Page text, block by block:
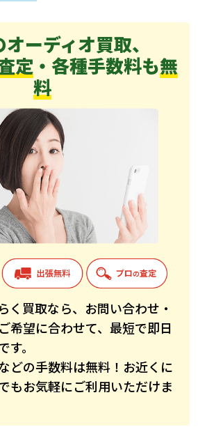
ーディオ買取、
定 ・各種手数料も無
料
く買取なら、お問い合わせ・
希望に合わせて、最短で即日
。
どの手数料は無料！お近くに
もお気軽にご利用いただけま